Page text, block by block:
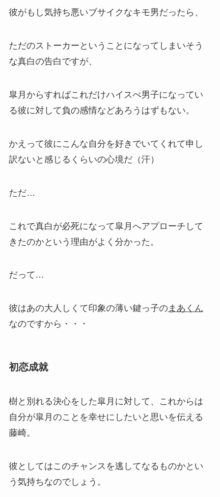
彼がもし気持ち悪いブサイクなキモ男だったら、
ただのストーカーということになってしまいそう
な真白の告白ですが、
皐月からすればこれだけハイスぺ男子になってい
る彼に対して負の感情などあろうはずもない。
かえって彼にこんな自分を好きでいてくれて申し
訳ないと感じるくらいの心境だ（汗）
ただ…
これで真白が必死になって皐月へアプローチして
きたのかという理由がよく分かった。
だって…
彼はあの大人しくて印象の薄い鍵っ子のまあくん
なのですから・・・
初恋成就
樹と別れる決心をした皐月に対して、これからは
自分が皐月のことを幸せにしたいと思いを伝える
藤崎。
彼としてはこのチャンスを逃してなるものかとい
う気持ちなのでしょう。